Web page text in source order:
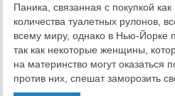
Паника, связанная с покупкой
количества туалетных рулонов,
всему миру, однако в Нью-Йорке
так как некоторые женщины,
на материнство могут оказаться
против них, спешат заморозить